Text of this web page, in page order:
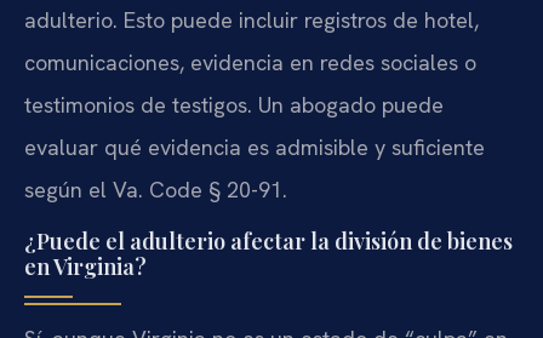
adulterio. Esto puede incluir registros de hotel,
comunicaciones, evidencia en redes sociales o
testimonios de testigos. Un abogado puede
evaluar qué evidencia es admisible y suficiente
según el Va. Code § 20-91.
¿Puede el adulterio afectar la división de bienes
en Virginia?